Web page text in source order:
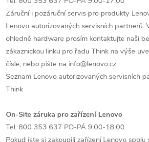
Záruční i pozáruční servis pro produkty
Lenovo autorizovaných servisních partnerů.
ohledně hardware prosím kontaktujte naši
zákaznickou linku pro řadu Think na výše
čísle, nebo pište na info@lenovo.cz
Seznam Lenovo autorizovaných servisních
Think
On-Site záruka pro zařízení Lenovo
Tel: 800 353 637 PO-PÁ 9:00-18:00
Pokud jste si zakoupili zařízení Lenovo spolu